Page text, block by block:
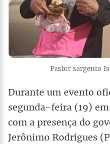
Pastor sargento
Durante um evento
segunda-feira (19)
com a presença do
Jerônimo Rodrigues